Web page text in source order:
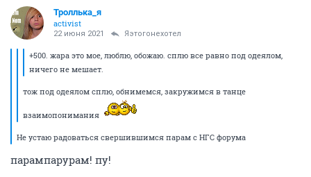
Троллька_я
activist
22 июня 2021 Яэтогонехотел
+500. жара это мое, люблю, обожаю. сплю все равно под одеялом,
ничего не мешает.
тож под одеялом сплю, обнимемся, закружимся в танце
взаимопонимания
Не устаю радоваться свершившимся парам с НГС форума
парампарурам! пу!